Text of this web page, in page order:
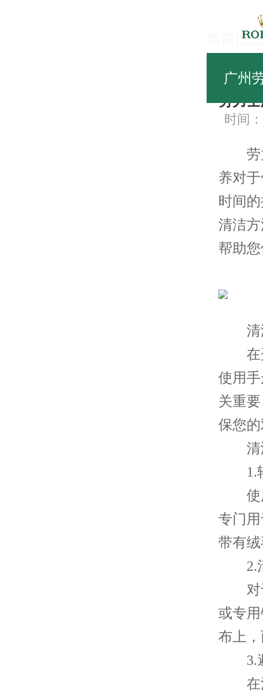
广州
当前位
常
劳力
时间
劳力
养对
时间
清洁
帮助
清洁
在开
使用
关重
保您
清
1.轻
使用
专门
带有
2.清
对于
或专
布上
3.避
在清